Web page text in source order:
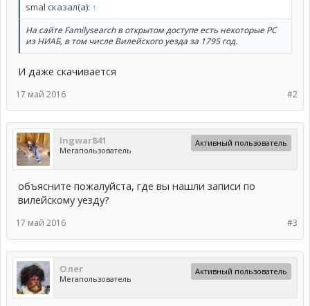
smal сказал(а): ↑
На сайте Familysearch в открытом доступе есть некоторые РС
из НИАБ, в том числе Вилейского уезда за 1795 год.
И даже скачивается
#2
17 май 2016
Ingwar841
Мегапользователь
Активный пользователь
объясните пожалуйста, где вы нашли записи по
вилейскому уезду?
#3
17 май 2016
Олег
Мегапользователь
Активный пользователь